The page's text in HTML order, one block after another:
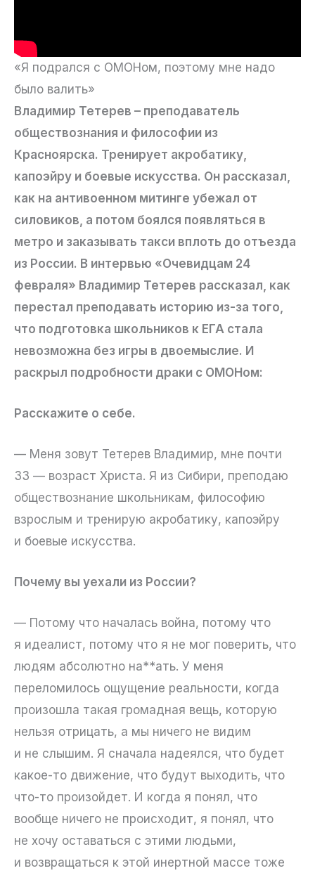
«Я подрался с ОМОНом, поэтому мне надо
было валить»
Владимир Тетерев – преподаватель
обществознания и философии из
Красноярска. Тренирует акробатику,
капоэйру и боевые искусства. Он рассказал,
как на антивоенном митинге убежал от
силовиков, а потом боялся появляться в
метро и заказывать такси вплоть до отъезда
из России. В интервью «Очевидцам 24
февраля» Владимир Тетерев рассказал, как
перестал преподавать историю из-за того,
что подготовка школьников к ЕГА стала
невозможна без игры в двоемыслие. И
раскрыл подробности драки с ОМОНом:
Расскажите о себе.
— Меня зовут Тетерев Владимир, мне почти
33 — возраст Христа. Я из Сибири, преподаю
обществознание школьникам, философию
взрослым и тренирую акробатику, капоэйру
и боевые искусства.
Почему вы уехали из России?
— Потому что началась война, потому что
я идеалист, потому что я не мог поверить, что
людям абсолютно на**ать. У меня
переломилось ощущение реальности, когда
произошла такая громадная вещь, которую
нельзя отрицать, а мы ничего не видим
и не слышим. Я сначала надеялся, что будет
какое-то движение, что будут выходить, что
что-то произойдет. И когда я понял, что
вообще ничего не происходит, я понял, что
не хочу оставаться с этими людьми,
и возвращаться к этой инертной массе тоже